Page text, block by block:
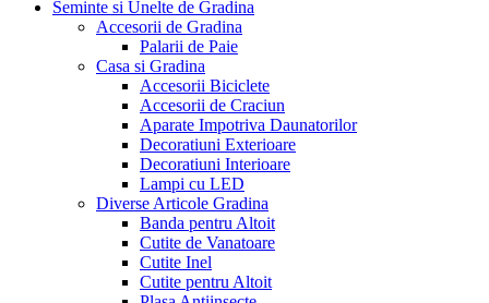
Seminte si Unelte de Gradina
Accesorii de Gradina
Palarii de Paie
Casa si Gradina
Accesorii Biciclete
Accesorii de Craciun
Aparate Impotriva Daunatorilor
Decoratiuni Exterioare
Decoratiuni Interioare
Lampi cu LED
Diverse Articole Gradina
Banda pentru Altoit
Cutite de Vanatoare
Cutite Inel
Cutite pentru Altoit